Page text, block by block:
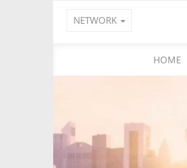
NETWORK
HOME